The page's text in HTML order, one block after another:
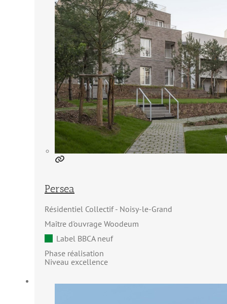
Persea
Résidentiel Collectif
Noisy-le-Grand
Maître d'ouvrage Woodeum
Label BBCA neuf
Phase réalisation
Niveau excellence